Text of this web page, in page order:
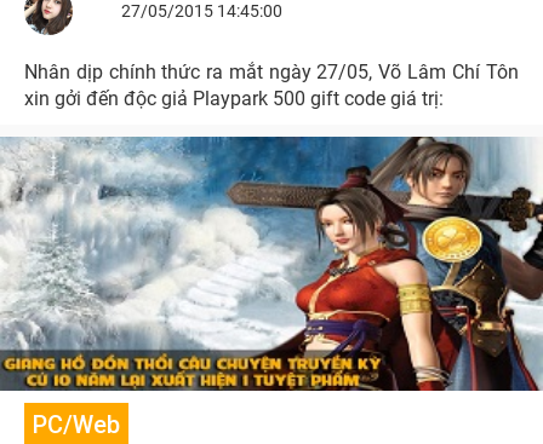
27/05/2015 14:45:00
Nhân dịp chính thức ra mắt ngày 27/05, Võ Lâm Chí Tôn
xin gởi đến độc giả Playpark 500 gift code giá trị:
PC/Web